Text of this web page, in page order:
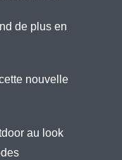
de plus en
nouvelle
au look